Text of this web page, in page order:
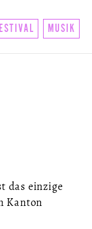
MUSIK
das einzige
Kanton